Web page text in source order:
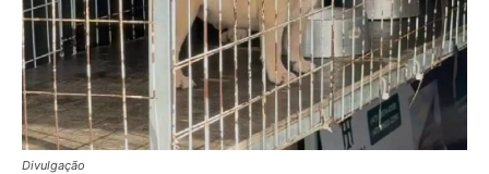
Divulgação